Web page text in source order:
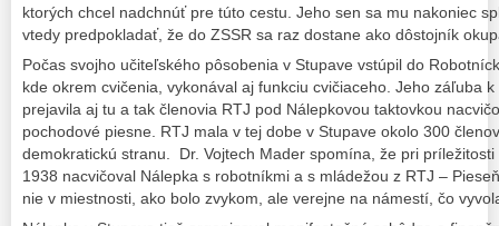
ktorých chcel nadchnúť pre túto cestu. Jeho sen sa mu nakoniec
vtedy predpokladať, že do ZSSR sa raz dostane ako dôstojník
Počas svojho učiteľského pôsobenia v Stupave vstúpil do
kde okrem cvičenia, vykonával aj funkciu cvičiaceho. Jeho záľuba
prejavila aj tu a tak členovia RTJ pod Nálepkovou taktovkou
pochodové piesne. RTJ mala v tej dobe v Stupave okolo 300
demokratickú stranu. Dr. Vojtech Mader spomína, že pri
1938 nacvičoval Nálepka s robotníkmi a s mládežou z RTJ –
nie v miestnosti, ako bolo zvykom, ale verejne na námestí, čo